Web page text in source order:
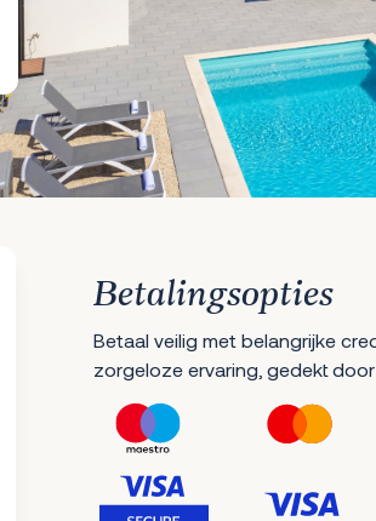
Betalingsopties
Betaal veilig met belangrijke
zorgeloze ervaring, gedekt